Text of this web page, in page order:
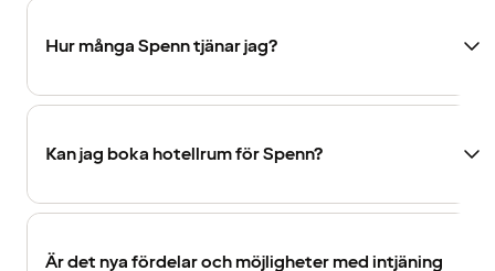
Hur många Spenn tjänar jag?
Kan jag boka hotellrum för Spenn?
Är det nya fördelar och möjligheter med intjäning